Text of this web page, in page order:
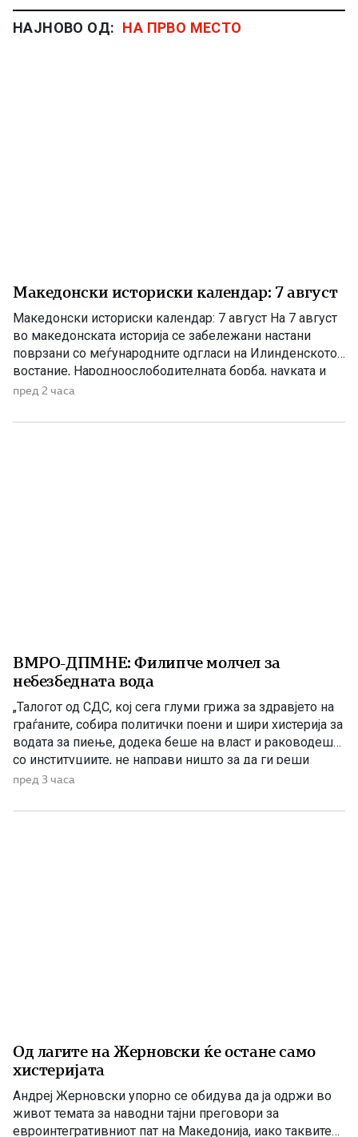
НАЈНОВО ОД: НА ПРВО МЕСТО
Македонски историски календар: 7 август
Македонски историски календар: 7 август На 7 август
во македонската историја се забележани настани
поврзани со меѓународните одгласи на Илинденското
востание, Народноослободителната борба, науката и
современата македонска уметност. 1903 – Европскиот
1903 година европската јавност ги добила првите
пред 2 часа
ВМРО-ДПМНЕ: Филипче молчел за
небезбедната вода
„Талогот од СДС, кој сега глуми грижа за здравјето на
граѓаните, собира политички поени и шири хистерија за
водата за пиење, додека беше на власт и раководеше
со институциите, не направи ништо за да ги реши
проблемите. Проблеми со квалитетот на водата за
министер за здравство, […]
пред 3 часа
Од лагите на Жерновски ќе остане само
хистеријата
Андреј Жерновски упорно се обидува да ја одржи во
живот темата за наводни тајни преговори за
евроинтегративниот пат на Македонија, иако таквите